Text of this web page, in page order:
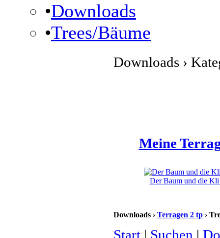
•Downloads
•Trees/Bäume
Downloads ›
Meine
Der Baum und die Kli
Downloads › Terragen 2 tp ›
Start | Suchen |